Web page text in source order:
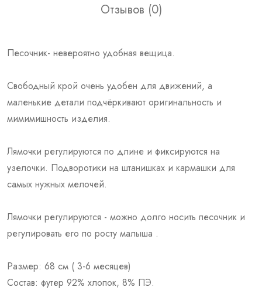
Отзывов (0)
Песочник- невероятно удобная вещица.
Свободный крой очень удобен для движений, а
маленькие детали подчёркивают оригинальность и
мимимишность изделия.
Лямочки регулируются по длине и фиксируются на
узелочки. Подворотики на штанишках и кармашки для
самых нужных мелочей.
Лямочки регулируются - можно долго носить песочник и
регулировать его по росту малыша .
Размер: 68 см ( 3-6 месяцев)
Состав: футер 92% хлопок, 8% ПЭ.